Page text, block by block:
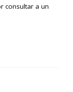
consultar a un